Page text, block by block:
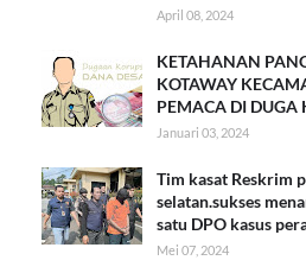
April 08, 2024
KETAHANAN
KOTAWAY
PEMACA DI DUGA
Januari 03, 2024
Tim kasat Reskrim
selatan.sukses
satu DPO kasus
Mei 07, 2024